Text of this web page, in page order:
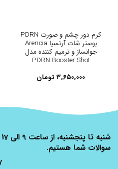
کرم دور چشم و صورت PDRN
بوستر شات آرنسیا Arencia
جوانساز و ترمیم کننده مدل
PDRN Booster Shot
۳,۶۵۰,۰۰۰ تومان
سوالات شما هستیم.